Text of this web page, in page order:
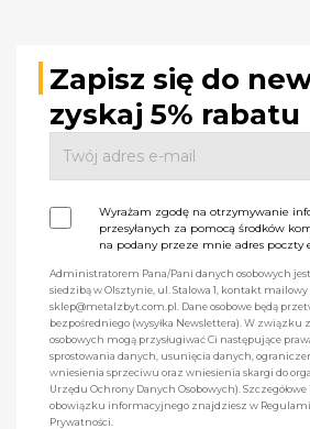
Zapisz się do
zyskaj 5% rabatu
Wyrażam zgodę na otrzymywanie
przesyłanych za pomocą środków
na podany przeze mnie adres poczty
Administratorem Pana/Pani danych osobowych jest
siedzibą w Olsztynie, ul. Stalowa 1, kontakt mailowy
sklep@metalzbyt.com.pl. Dane osobowe będą
bezpośredniego (wysyłka Newslettera). W
osobowych mogą przysługiwać Ci następujące
sprostowania danych, usunięcia danych,
wniesienia sprzeciwu oraz wniesienia skargi do
Urzędu Ochrony Danych Osobowych).
obowiązku informacyjnego znajdziesz w
Prywatności.